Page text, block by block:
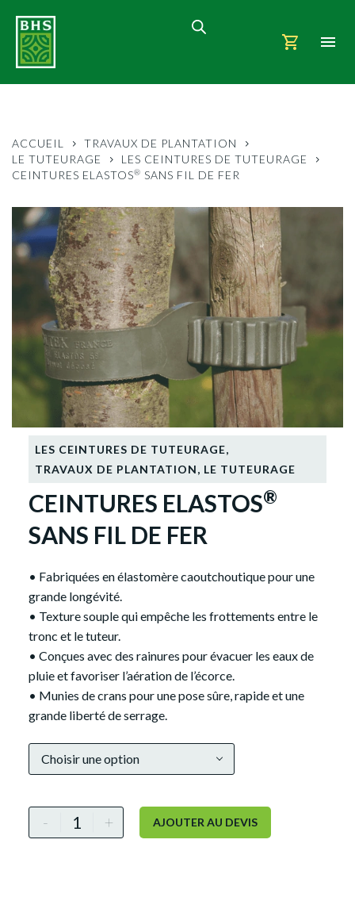
ACCUEIL
TRAVAUX DE PLANTATION
LE TUTEURAGE
LES CEINTURES DE TUTEURAGE
CEINTURES ELASTOS® SANS FIL DE FER
LES CEINTURES DE TUTEURAGE,
TRAVAUX DE PLANTATION, LE TUTEURAGE
CEINTURES ELASTOS®
SANS FIL DE FER
• Fabriquées en élastomère caoutchoutique pour une
grande longévité.
• Texture souple qui empêche les frottements entre le
tronc et le tuteur.
• Conçues avec des rainures pour évacuer les eaux de
pluie et favoriser l’aération de l’écorce.
• Munies de crans pour une pose sûre, rapide et une
grande liberté de serrage.
Choisir une option
- + AJOUTER AU DEVIS
Alternative: